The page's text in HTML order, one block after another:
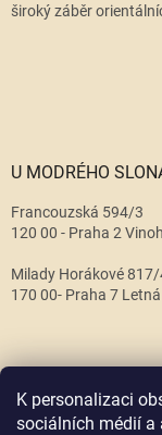
K personalizaci
sociálních médií a
široký záběr
U MODRÉHO
Francouzská 594/3
120 00 - Praha 2
Milady Horákové
170 00- Praha 7 Letná